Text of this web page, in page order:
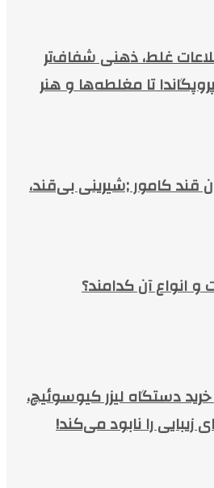
غلط، ذهنی شفاف‌تر
تا مغلطه‌ها و هنر
قند کامور ;شیرینی بی‌قند،
انواع آن کدامند؟
خرید دستگاه لیزر کیوسوئیچ،
زیبایی را نابود می‌کند!